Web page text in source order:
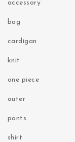
accessory
bag
cardigan
knit
one piece
outer
pants
shirt